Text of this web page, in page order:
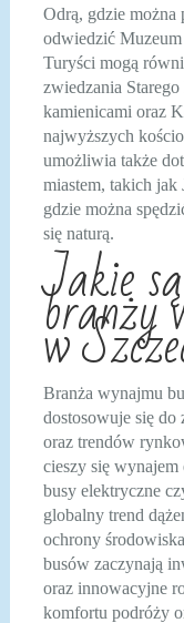
Odrą, gdzie
odwiedzić
Turyści mogą
zwiedzania
kamienicami oraz
najwyższych
umożliwia także
miastem, takich jak
gdzie można
się naturą.
Jakie
branży
w
Branża wynajmu
dostosowuje się
oraz trendów
cieszy się
busy elektryczne
globalny trend
ochrony
busów zaczynają
oraz innowacyjne
komfortu podróży